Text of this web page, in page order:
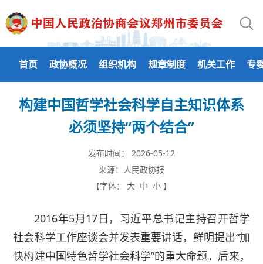
首页 政协概况 组织机构 规章制度 机关工作 专
构建中国哲学社会科学自主知识体系
必须坚持“两个结合”
发布时间：
2026-05-12
来源： 人民政协报
【字体：
大 中 小 】
2016年5月17日，习近平总书记主持召开哲学
社会科学工作座谈会并发表重要讲话，鲜明提出“加
快构建中国特色哲学社会科学”的重大命题。后来，